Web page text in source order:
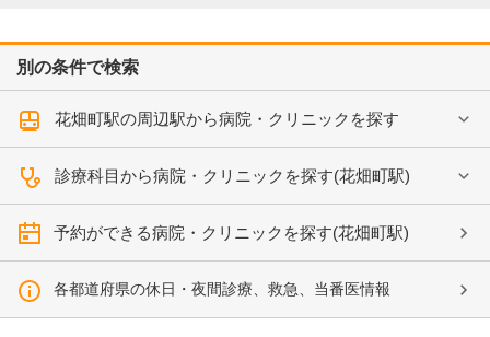
別の条件で検索
花畑町駅の周辺駅から病院・クリニックを探す
診療科目から病院・クリニックを探す(花畑町駅)
予約ができる病院・クリニックを探す(花畑町駅)
各都道府県の休日・夜間診療、救急、当番医情報